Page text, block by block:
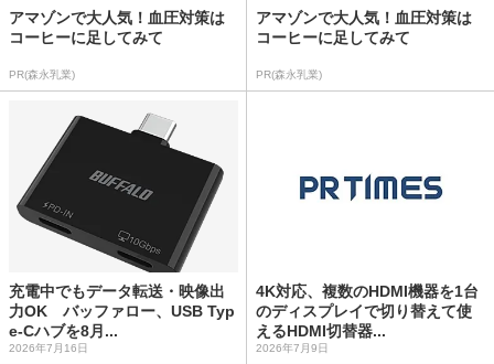
アマゾンで大人気！血圧対策は
コーヒーに足してみて
PR(森永乳業)
アマゾンで大人気！血圧対策は
コーヒーに足してみて
PR(森永乳業)
充電中でもデータ転送・映像出
力OK バッファロー、USB Typ
e-Cハブを8月...
2026年7月16日
4K対応、複数のHDMI機器を1台
のディスプレイで切り替えて使
えるHDMI切替器...
2026年7月9日